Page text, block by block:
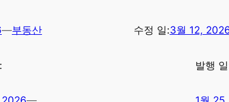
—부동산 수정 일:3월 12,
발행